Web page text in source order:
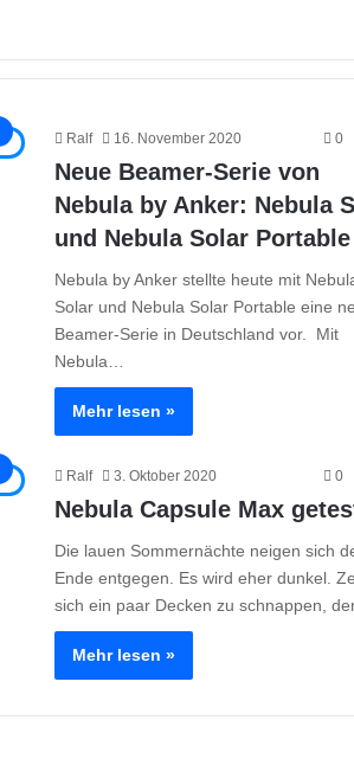
Ralf 16. November 2020 0
Neue Beamer-Serie von
Nebula by Anker: Nebula
und Nebula Solar Portable
Nebula by Anker stellte heute mit
Solar und Nebula Solar Portable eine
Beamer-Serie in Deutschland vor. Mit
Nebula…
Mehr lesen »
Ralf 3. Oktober 2020 0
Nebula Capsule Max
Die lauen Sommernächte neigen sich
Ende entgegen. Es wird eher dunkel.
sich ein paar Decken zu schnappen,
Mehr lesen »